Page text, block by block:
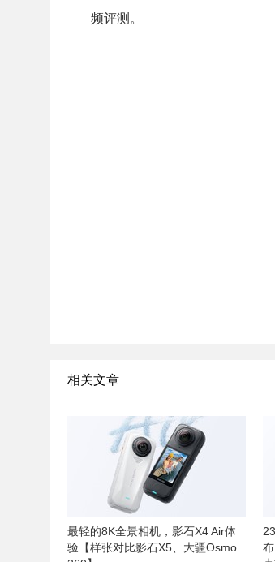
频评测。
相关文章
最轻的8K全景相机，影石X4 Air体
验【样张对比影石X5、大疆Osmo